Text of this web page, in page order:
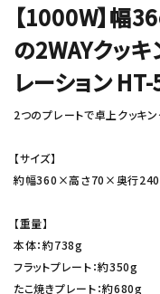
【1000W】幅
の2WAYクッ
レーション
2つのプレートで卓上クッキ
【サイズ】
約幅360×高さ70×奥行
【重量】
本体：約738g
フラットプレート：約350g
たこ焼きプレート：約680g